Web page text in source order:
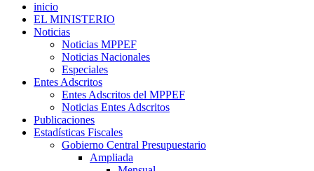
inicio
EL MINISTERIO
Noticias
Noticias MPPEF
Noticias Nacionales
Especiales
Entes Adscritos
Entes Adscritos del MPPEF
Noticias Entes Adscritos
Publicaciones
Estadísticas Fiscales
Gobierno Central Presupuestario
Ampliada